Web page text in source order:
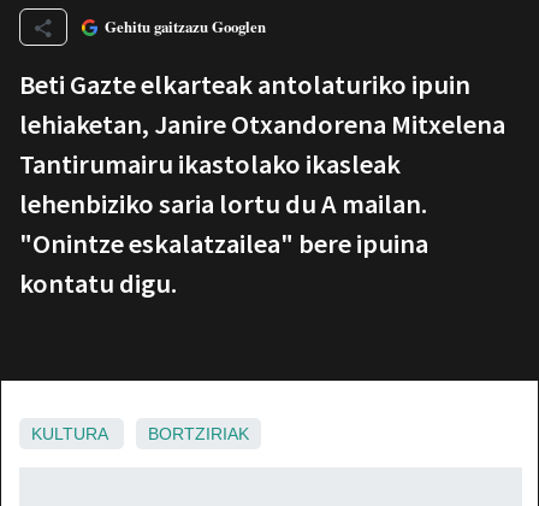
Gehitu gaitzazu Googlen
Beti Gazte elkarteak antolaturiko ipuin
lehiaketan, Janire Otxandorena Mitxelena
Tantirumairu ikastolako ikasleak
lehenbiziko saria lortu du A mailan.
"Onintze eskalatzailea" bere ipuina
kontatu digu.
KULTURA BORTZIRIAK